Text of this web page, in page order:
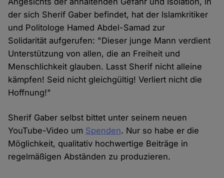
der sich Sherif Gaber befindet, hat der Islamkritiker
und Politologe Hamed Abdel-Samad zur
Solidarität aufgerufen: "Dieser junge Mann verdient
Unterstützung von allen, die an Freiheit und
Menschlichkeit glauben. Lasst Sherif nicht alleine
kämpfen! Seid nicht gleichgültig! Verliert nicht die
Hoffnung!"
Sherif Gaber selbst bittet unter seinem neuen
YouTube-Video um Spenden. Nur so habe er die
Möglichkeit, qualitativ hochwertige Beiträge in
regelmäßigen Abständen zu produzieren.